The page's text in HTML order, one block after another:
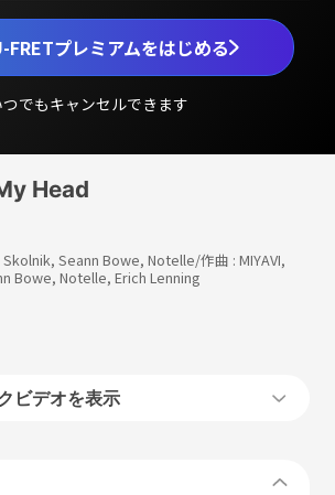
FRETプレミアムをはじめる
つでもキャンセルできます
Head
Skolnik, Seann Bowe, Notelle/作曲 : MIYAVI,
Bowe, Notelle, Erich Lenning
ビデオを表示